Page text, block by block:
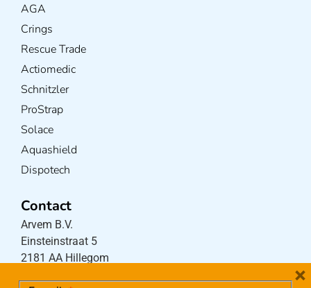
AGA
Crings
Rescue Trade
Actiomedic
Schnitzler
ProStrap
Solace
Aquashield
Dispotech
Contact
Arvem B.V.
Einsteinstraat 5
2181 AA Hillegom
×